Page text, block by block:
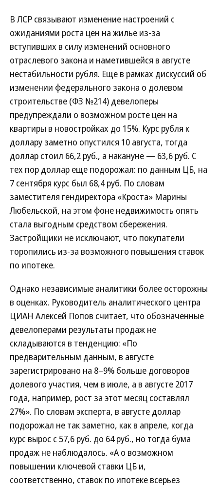
В ЛСР связывают изменение настроений с
ожиданиями роста цен на жилье из-за
вступивших в силу изменений основного
отраслевого закона и наметившейся в августе
нестабильности рубля. Еще в рамках дискуссий об
изменении федерального закона о долевом
строительстве (ФЗ №214) девелоперы
предупреждали о возможном росте цен на
квартиры в новостройках до 15%. Курс рубля к
доллару заметно опустился 10 августа, тогда
доллар стоил 66,2 руб., а накануне — 63,6 руб. С
тех пор доллар еще подорожал: по данным ЦБ, на
7 сентября курс был 68,4 руб. По словам
заместителя гендиректора «Кроста» Марины
Любельской, на этом фоне недвижимость опять
стала выгодным средством сбережения.
Застройщики не исключают, что покупатели
торопились из-за возможного повышения ставок
по ипотеке.
Однако независимые аналитики более осторожны
в оценках. Руководитель аналитического центра
ЦИАН Алексей Попов считает, что обозначенные
девелоперами результаты продаж не
складываются в тенденцию: «По
предварительным данным, в августе
зарегистрировано на 8–9% больше договоров
долевого участия, чем в июле, а в августе 2017
года, например, рост за этот месяц составлял
27%». По словам эксперта, в августе доллар
подорожал не так заметно, как в апреле, когда
курс вырос с 57,6 руб. до 64 руб., но тогда бума
продаж не наблюдалось. «А о возможном
повышении ключевой ставки ЦБ и,
соответственно, ставок по ипотеке всерьез